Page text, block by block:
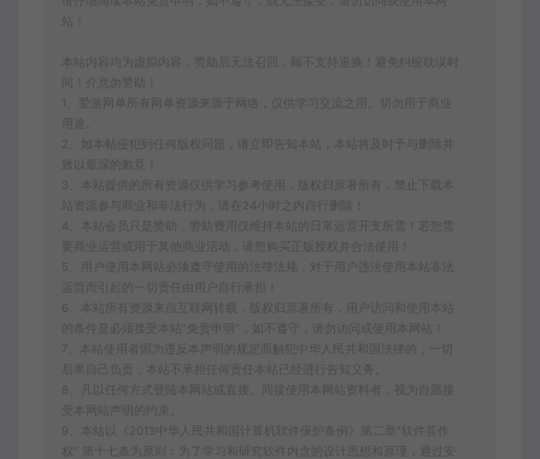
本站内容均为虚拟内容，赞助后无法召回，顾不支持退换！避免纠纷耽误时
间！介意勿赞助！
1、爱游网单所有网单资源来源于网络，仅供学习交流之用。切勿用于商业
2、如本帖侵犯到任何版权问题，请立即告知本站，本站将及时予与删除并
致以最深的歉意！
3、本站提供的所有资源仅供学习参考使用，版权归原著所有，禁止下载本
站资源参与商业和非法行为，请在24小时之内自行删除！
4、本站会员只是赞助，赞助费用仅维持本站的日常运营开支所需！若您需
要商业运营或用于其他商业活动，请您购买正版授权并合法使用！
5、用户使用本网站必须遵守使用的法律法规，对于用户违法使用本站非法
6、本站所有资源来自互联网转载，版权归原著所有，用户访问和使用本站
的条件是必须接受本站“免责申明”，如不遵守，请勿访问或使用本网站！
7、本站使用者因为违反本声明的规定而触犯中华人民共和国法律的，一切
后果自己负责，本站不承担任何责任本站已经进行告知义务。
8、凡以任何方式登陆本网站或直接、间接使用本网站资料者，视为自愿接
受本网站声明的约束。
9、本站以《2013中华人民共和国计算机软件保护条例》第二章"软件菩作
权” 第十七条为原则：为了学习和研究软件内含的设计思想和原理，通过安